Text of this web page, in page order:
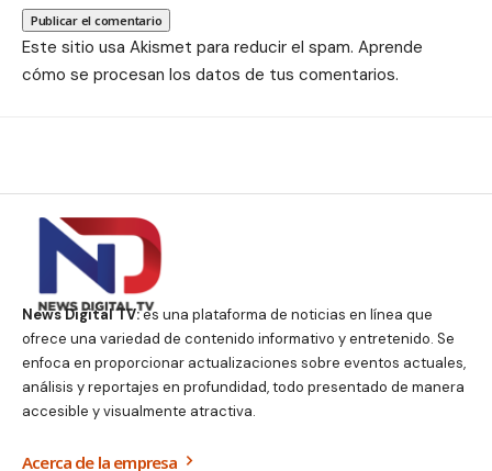
Este sitio usa Akismet para reducir el spam. Aprende
cómo se procesan los datos de tus comentarios.
News Digital TV:es una plataforma de noticias en línea que
ofrece una variedad de contenido informativo y entretenido. Se
enfoca en proporcionar actualizaciones sobre eventos actuales,
análisis y reportajes en profundidad, todo presentado de manera
accesible y visualmente atractiva.
Acerca de la empresa